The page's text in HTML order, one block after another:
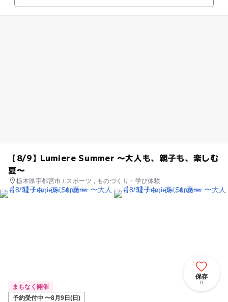
【8/9】Lumiere Summer 〜大人も、親子も、楽しむ
夏〜
栃木県宇都宮市 / スポーツ , ものづくり・学び体験
保存
0
まもなく開催
予約受付中 〜8月9日(日)